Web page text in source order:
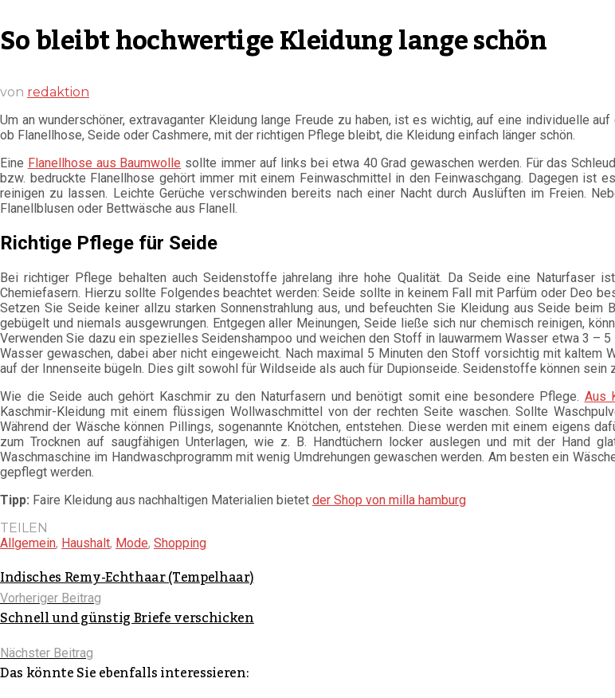
So bleibt hochwertige Kleidung lange schön
von redaktion
Um an wunderschöner, extravaganter Kleidung lange Freude zu haben, ist es wichtig, auf eine individuelle
ob Flanellhose, Seide oder Cashmere, mit der richtigen Pflege bleibt, die Kleidung einfach länger schön.
Eine Flanellhose aus Baumwolle sollte immer auf links bei etwa 40 Grad gewaschen werden. Für das
bzw. bedruckte Flanellhose gehört immer mit einem Feinwaschmittel in den Feinwaschgang. Dagegen ist
reinigen zu lassen. Leichte Gerüche verschwinden bereits nach einer Nacht durch Auslüften im Freien.
Flanellblusen oder Bettwäsche aus Flanell.
Richtige Pflege für Seide
Bei richtiger Pflege behalten auch Seidenstoffe jahrelang ihre hohe Qualität. Da Seide eine Naturfaser
Chemiefasern. Hierzu sollte Folgendes beachtet werden: Seide sollte in keinem Fall mit Parfüm oder Deo
Setzen Sie Seide keiner allzu starken Sonnenstrahlung aus, und befeuchten Sie Kleidung aus Seide
gebügelt und niemals ausgewrungen. Entgegen aller Meinungen, Seide ließe sich nur chemisch reinigen,
Verwenden Sie dazu ein spezielles Seidenshampoo und weichen den Stoff in lauwarmem Wasser etwa 3 –
Wasser gewaschen, dabei aber nicht eingeweicht. Nach maximal 5 Minuten den Stoff vorsichtig mit kaltem
auf der Innenseite bügeln. Dies gilt sowohl für Wildseide als auch für Dupionseide. Seidenstoffe können sein
Wie die Seide auch gehört Kaschmir zu den Naturfasern und benötigt somit eine besondere Pflege. Aus
Kaschmir-Kleidung mit einem flüssigen Wollwaschmittel von der rechten Seite waschen. Sollte
Während der Wäsche können Pillings, sogenannte Knötchen, entstehen. Diese werden mit einem eigens
zum Trocknen auf saugfähigen Unterlagen, wie z. B. Handtüchern locker auslegen und mit der Hand
Waschmaschine im Handwaschprogramm mit wenig Umdrehungen gewaschen werden. Am besten ein
gepflegt werden.
Tipp: Faire Kleidung aus nachhaltigen Materialien bietet der Shop von milla hamburg
TEILEN
Allgemein, Haushalt, Mode, Shopping
Indisches Remy-Echthaar (Tempelhaar)
Vorheriger Beitrag
Schnell und günstig Briefe verschicken
Nächster Beitrag
Das könnte Sie ebenfalls interessieren: